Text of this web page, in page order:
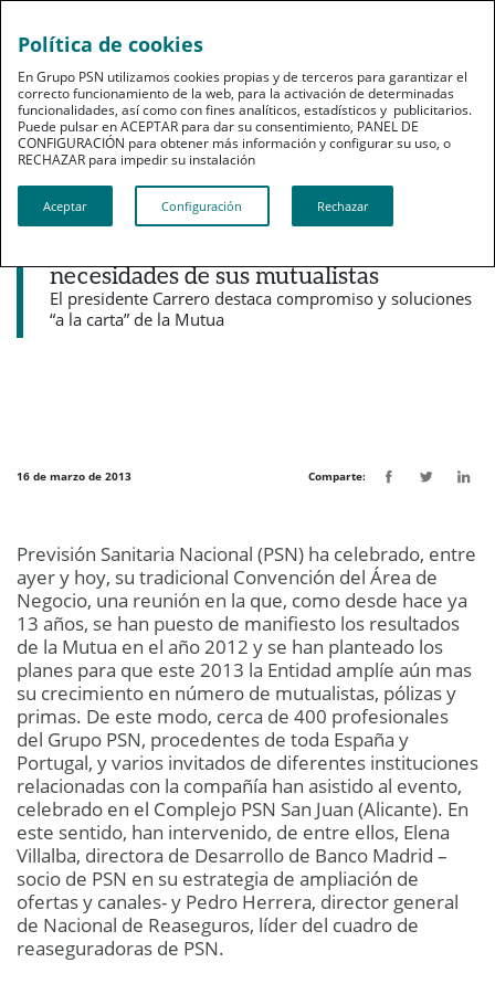
Noticias destacadas
PSN ha convertido la crisis en una
necesidades de sus mutualistas
El presidente Carrero destaca compromiso y soluciones
“a la carta” de la Mutua
16 de marzo de 2013 Comparte:
Previsión Sanitaria Nacional (PSN) ha celebrado, entre
ayer y hoy, su tradicional Convención del Área de
Negocio, una reunión en la que, como desde hace ya
13 años, se han puesto de manifiesto los resultados
de la Mutua en el año 2012 y se han planteado los
planes para que este 2013 la Entidad amplíe aún mas
su crecimiento en número de mutualistas, pólizas y
primas. De este modo, cerca de 400 profesionales
del Grupo PSN, procedentes de toda España y
Portugal, y varios invitados de diferentes instituciones
relacionadas con la compañía han asistido al evento,
celebrado en el Complejo PSN San Juan (Alicante). En
este sentido, han intervenido, de entre ellos, Elena
Villalba, directora de Desarrollo de Banco Madrid –
socio de PSN en su estrategia de ampliación de
ofertas y canales- y Pedro Herrera, director general
de Nacional de Reaseguros, líder del cuadro de
reaseguradoras de PSN.
Política de cookies
En Grupo PSN utilizamos cookies propias y de terceros para garantizar el
correcto funcionamiento de la web, para la activación de determinadas
funcionalidades, así como con fines analíticos, estadísticos y publicitarios.
Puede pulsar en ACEPTAR para dar su consentimiento, PANEL DE
CONFIGURACIÓN para obtener más información y configurar su uso, o
RECHAZAR para impedir su instalación​​​​​​​
Aceptar Configuración Rechazar